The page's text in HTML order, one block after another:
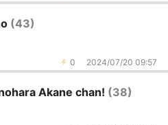
(43)
0 2024/07/20 09:57
Akane chan! (38)